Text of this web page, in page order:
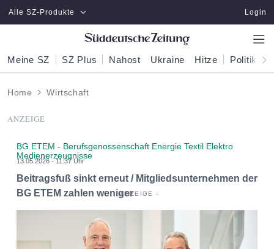
Zum Hauptinhalt springen
Alle SZ-Produkte Login
Meine SZ SZ Plus Nahost Ukraine Hitze Politik
Home Wirtschaft
ANZEIGE
BG ETEM - Berufsgenossenschaft Energie Textil Elektro
Medienerzeugnisse
13.05.2026 - 11:37 Uhr
Beitragsfuß sinkt erneut / Mitgliedsunternehmen der
BG ETEM zahlen weniger